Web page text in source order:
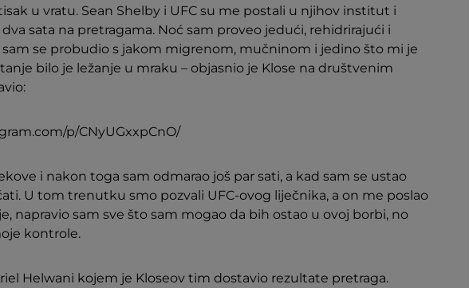
u vratu. Sean Shelby i UFC su me postali u njihov institut i
sata na pretragama. Noć sam proveo jedući, rehidrirajući i
sam se probudio s jakom migrenom, mučninom i jedino što mi je
bilo je ležanje u mraku – objasnio je Klose na društvenim
p/CNyUGxxpCnO/
i nakon toga sam odmarao još par sati, a kad sam se ustao
U tom trenutku smo pozvali UFC-ovog liječnika, a on me poslao
napravio sam sve što sam mogao da bih ostao u ovoj borbi, no
kontrole.
Helwani kojem je Kloseov tim dostavio rezultate pretraga.